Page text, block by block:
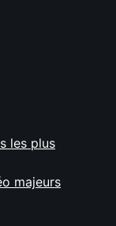
les plus
majeurs